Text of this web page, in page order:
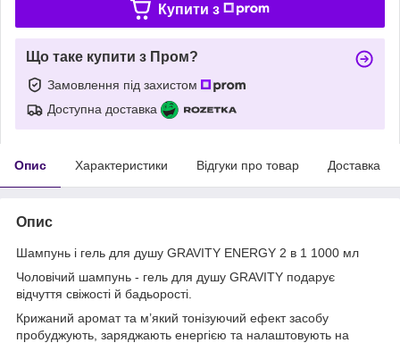
Купити з
Що таке купити з Пром?
Замовлення під захистом
Доступна доставка
Опис Характеристики Відгуки про товар Доставка
Опис
Шампунь і гель для душу GRAVITY ENERGY 2 в 1 1000 мл
Чоловічий шампунь - гель для душу GRAVITY подарує
відчуття свіжості й бадьорості.
Крижаний аромат та м’який тонізуючий ефект засобу
пробуджують, заряджають енергією та налаштовують на